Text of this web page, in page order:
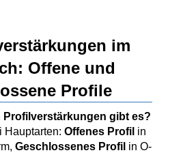
konfigurieren
Rollladenzubehör
im
Offene und
Profile
Profilverstärkungen gibt es?
Hauptarten: Offenes Profil in
Geschlossenes Profil in O-